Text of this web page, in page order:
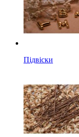
Підвіски